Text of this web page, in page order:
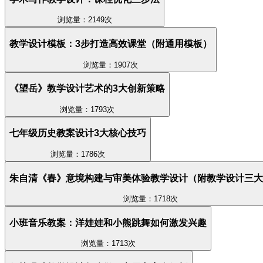
浏览量：2149次
教学设计模板：3步打造高效课堂（附通用模板）
浏览量：1907次
《望岳》教学设计艺术的3大创新策略
浏览量：1793次
七年级历史教案设计3大核心技巧
浏览量：1786次
朱自清《春》意境构建与审美体验教学设计（附教学设计三
浏览量：1718次
小班音乐教案：洋娃娃和小熊跳舞如何激发兴趣
浏览量：1713次